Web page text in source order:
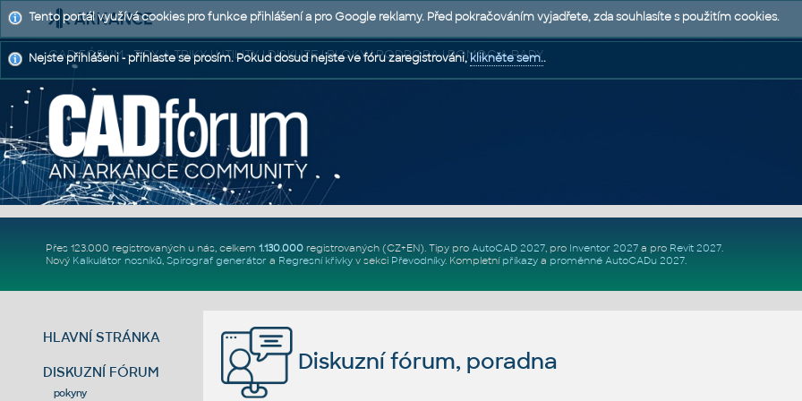
CAD FÓRUM - TIPY A TRIKY | UTILITY | DISKUZE | BLOKY | PODPORA | POMOC A RADY
Přes 123.000 registrovaných u nás, celkem 1.130.000registrovaných (CZ+EN). Tipy pro AutoCAD 2027, pro Inventor 2027a pro Revit 2027.
Nový Kalkulátor nosníků, Spirograf generátor a Regresní křivkyv sekci Převodníky. Kompletní příkazya proměnné AutoCADu 2027.
HLAVNÍ STRÁNKA
DISKUZNÍ FÓRUM
pokyny
Diskuzní fórum, poradna
Tento portál využívá cookies pro funkce přihlášení a pro Google reklamy. Před pokračováním vyjadřete, zda souhlasíte s použitím cookies.
Nejste přihlášeni - přihlaste se prosím. Pokud dosud nejste ve fóru zaregistrováni,klikněte sem..